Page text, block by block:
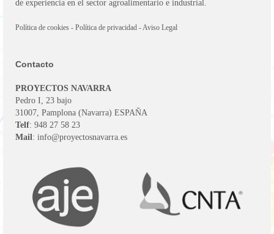
de experiencia en el sector agroalimentario e industrial.
Política de cookies - Política de privacidad - Aviso Legal
Contacto
PROYECTOS NAVARRA
Pedro I, 23 bajo
31007, Pamplona (Navarra) ESPAÑA
Telf: 948 27 58 23
Mail: info@proyectosnavarra.es